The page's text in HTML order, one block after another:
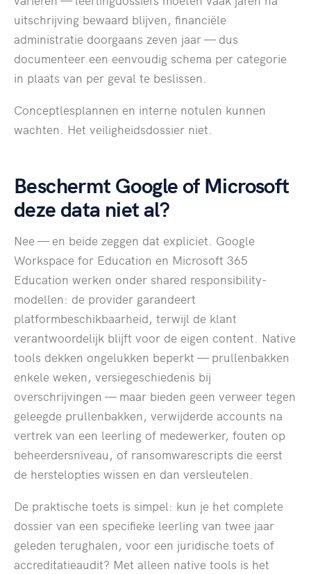
uitschrijving bewaard blijven, financiële
administratie doorgaans zeven jaar — dus
documenteer een eenvoudig schema per categorie
in plaats van per geval te beslissen.
Conceptlesplannen en interne notulen kunnen
wachten. Het veiligheidsdossier niet.
Beschermt Google of Microsoft
deze data niet al?
Nee — en beide zeggen dat expliciet. Google
Workspace for Education en Microsoft 365
Education werken onder shared responsibility-
modellen: de provider garandeert
platformbeschikbaarheid, terwijl de klant
verantwoordelijk blijft voor de eigen content. Native
tools dekken ongelukken beperkt — prullenbakken
enkele weken, versiegeschiedenis bij
overschrijvingen — maar bieden geen verweer tegen
geleegde prullenbakken, verwijderde accounts na
vertrek van een leerling of medewerker, fouten op
beheerdersniveau, of ransomwarescripts die eerst
de herstelopties wissen en dan versleutelen.
De praktische toets is simpel: kun je het complete
dossier van een specifieke leerling van twee jaar
geleden terughalen, voor een juridische toets of
accreditatieaudit? Met alleen native tools is het